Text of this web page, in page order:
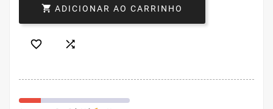
 ADICIONAR AO CARRINHO
 